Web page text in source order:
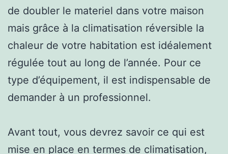
de doubler le materiel dans votre maison
mais grâce à la climatisation réversible la
chaleur de votre habitation est idéalement
régulée tout au long de l’année. Pour ce
type d’équipement, il est indispensable de
demander à un professionnel.
Avant tout, vous devrez savoir ce qui est
mise en place en termes de climatisation,